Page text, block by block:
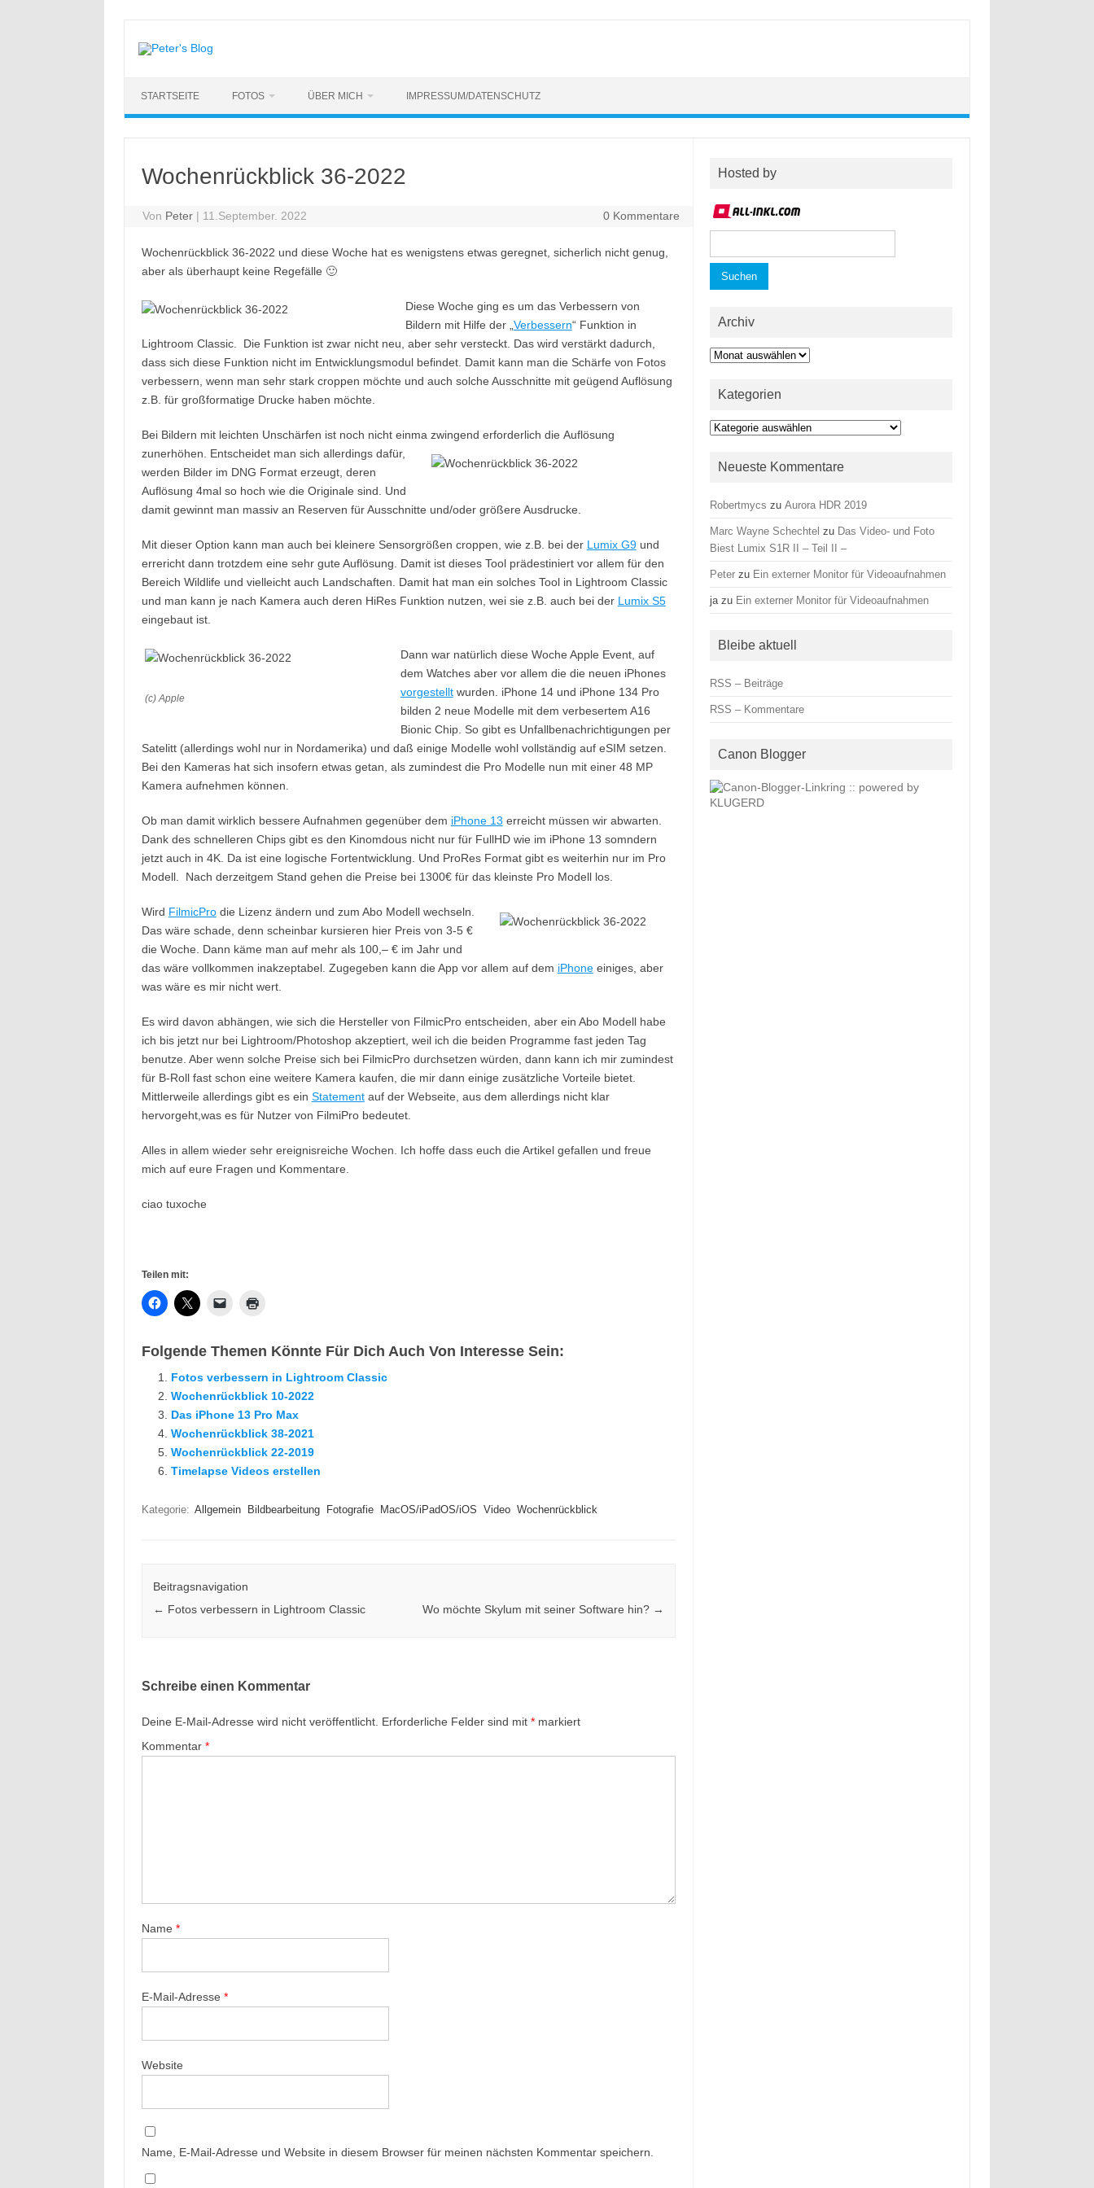
springen
STARTSEITE FOTOS ÜBER MICH IMPRESSUM/DATENSCHUTZ
Wochenrückblick 36-2022
Von Peter | 11.September. 2022 0 Kommentare
Wochenrückblick 36-2022 und diese Woche hat es wenigstens etwas geregnet, sicherlich nicht genug,
aber als überhaupt keine Regefälle 🙂
Diese Woche ging es um das Verbessern von
Bildern mit Hilfe der „ Verbessern“ Funktion in
Lightroom Classic. Die Funktion ist zwar nicht neu, aber sehr versteckt. Das wird verstärkt dadurch,
dass sich diese Funktion nicht im Entwicklungsmodul befindet. Damit kann man die Schärfe von Fotos
verbessern, wenn man sehr stark croppen möchte und auch solche Ausschnitte mit geügend Auflösung
z.B. für großformatige Drucke haben möchte.
Bei Bildern mit leichten Unschärfen ist noch nicht einma zwingend erforderlich die Auflösung
zunerhöhen. Entscheidet man sich allerdings dafür,
werden Bilder im DNG Format erzeugt, deren
Auflösung 4mal so hoch wie die Originale sind. Und
damit gewinnt man massiv an Reserven für Ausschnitte und/oder größere Ausdrucke.
Mit dieser Option kann man auch bei kleinere Sensorgrößen croppen, wie z.B. bei der Lumix G9und
errericht dann trotzdem eine sehr gute Auflösung. Damit ist dieses Tool prädestiniert vor allem für den
Bereich Wildlife und vielleicht auch Landschaften. Damit hat man ein solches Tool in Lightroom Classic
und man kann je nach Kamera auch deren HiRes Funktion nutzen, wei sie z.B. auch bei der Lumix S5
eingebaut ist.
(c) Apple
Dann war natürlich diese Woche Apple Event, auf
dem Watches aber vor allem die die neuen iPhones
vorgestelltwurden. iPhone 14 und iPhone 134 Pro
bilden 2 neue Modelle mit dem verbesertem A16
Bionic Chip. So gibt es Unfallbenachrichtigungen per
Satelitt (allerdings wohl nur in Nordamerika) und daß einige Modelle wohl vollständig auf eSIM setzen.
Bei den Kameras hat sich insofern etwas getan, als zumindest die Pro Modelle nun mit einer 48 MP
Kamera aufnehmen können.
Ob man damit wirklich bessere Aufnahmen gegenüber dem iPhone 13 erreicht müssen wir abwarten.
Dank des schnelleren Chips gibt es den Kinomdous nicht nur für FullHD wie im iPhone 13 somndern
jetzt auch in 4K. Da ist eine logische Fortentwicklung. Und ProRes Format gibt es weiterhin nur im Pro
Modell. Nach derzeitgem Stand gehen die Preise bei 1300€ für das kleinste Pro Modell los.
Wird FilmicProdie Lizenz ändern und zum Abo Modell wechseln.
Das wäre schade, denn scheinbar kursieren hier Preis von 3-5 €
die Woche. Dann käme man auf mehr als 100,– € im Jahr und
das wäre vollkommen inakzeptabel. Zugegeben kann die App vor allem auf dem iPhoneeiniges, aber
was wäre es mir nicht wert.
Es wird davon abhängen, wie sich die Hersteller von FilmicPro entscheiden, aber ein Abo Modell habe
ich bis jetzt nur bei Lightroom/Photoshop akzeptiert, weil ich die beiden Programme fast jeden Tag
benutze. Aber wenn solche Preise sich bei FilmicPro durchsetzen würden, dann kann ich mir zumindest
für B-Roll fast schon eine weitere Kamera kaufen, die mir dann einige zusätzliche Vorteile bietet.
Mittlerweile allerdings gibt es ein Statementauf der Webseite, aus dem allerdings nicht klar
hervorgeht,was es für Nutzer von FilmiPro bedeutet.
Alles in allem wieder sehr ereignisreiche Wochen. Ich hoffe dass euch die Artikel gefallen und freue
mich auf eure Fragen und Kommentare.
ciao tuxoche
Teilen mit:
Folgende Themen Könnte Für Dich Auch Von Interesse Sein:
Fotos verbessern in Lightroom Classic
Wochenrückblick 10-2022
Das iPhone 13 Pro Max
Wochenrückblick 38-2021
Wochenrückblick 22-2019
Timelapse Videos erstellen
Kategorie: Allgemein Bildbearbeitung Fotografie MacOS/iPadOS/iOS Video Wochenrückblick
Beitragsnavigation
← Fotos verbessern in Lightroom Classic Wo möchte Skylum mit seiner Software hin? →
Schreibe einen Kommentar
Deine E-Mail-Adresse wird nicht veröffentlicht. Erforderliche Felder sind mit *markiert
Kommentar *
Name *
E-Mail-Adresse *
Website
Name, E-Mail-Adresse und Website in diesem Browser für meinen nächsten Kommentar speichern.
Hosted by
nach:
Archiv
Archiv
Kategorien
Kategorien
Neueste Kommentare
Robertmycs zuAurora HDR 2019
Marc Wayne Schechtel zu Das Video- und Foto
Biest Lumix S1R II – Teil II –
Peter zu Ein externer Monitor für Videoaufnahmen
jazu Ein externer Monitor für Videoaufnahmen
Bleibe aktuell
RSS – Beiträge
RSS – Kommentare
Canon Blogger